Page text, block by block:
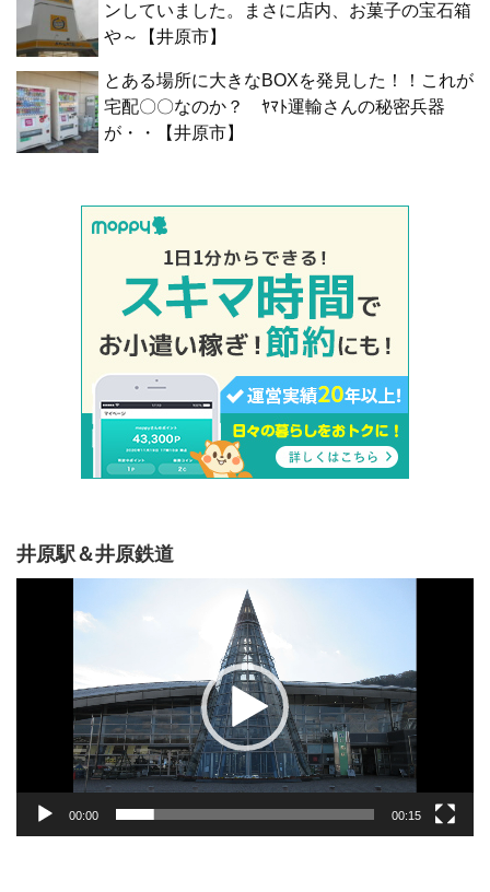
ンしていました。まさに店内、お菓子の宝石箱
や～【井原市】
とある場所に大きなBOXを発見した！！これが
宅配〇〇なのか？ ﾔﾏﾄ運輸さんの秘密兵器
が・・【井原市】
井原駅＆井原鉄道
00:00 00:15